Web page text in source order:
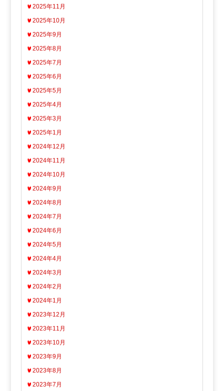
2025年11月
2025年10月
2025年9月
2025年8月
2025年7月
2025年6月
2025年5月
2025年4月
2025年3月
2025年1月
2024年12月
2024年11月
2024年10月
2024年9月
2024年8月
2024年7月
2024年6月
2024年5月
2024年4月
2024年3月
2024年2月
2024年1月
2023年12月
2023年11月
2023年10月
2023年9月
2023年8月
2023年7月